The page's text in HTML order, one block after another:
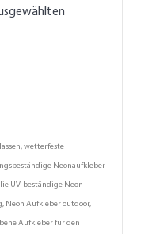
wetterfeste
Neonaufkleber
UV-beständige Neon
Neon Aufkleber outdoor,
Aufkleber für den